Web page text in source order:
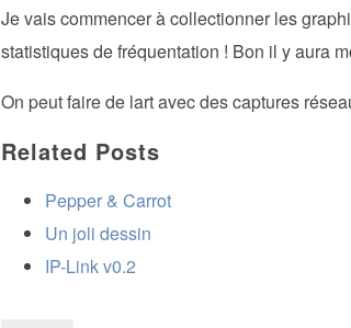
Je vais commencer à collectionner les
statistiques de fréquentation ! Bon il y aura
On peut faire de lart avec des captures
Related Posts
Pepper & Carrot
Un joli dessin
IP-Link v0.2